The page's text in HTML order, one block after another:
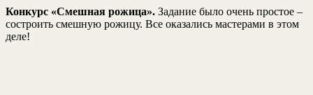
Конкурс «Смешная рожица». Задание было очень простое –
состроить смешную рожицу. Все оказались мастерами в этом
деле!